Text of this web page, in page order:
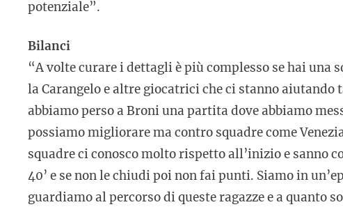
potenziale”.
Bilanci
“A volte curare i dettagli è più complesso se hai una
la Carangelo e altre giocatrici che ci stanno aiutando
abbiamo perso a Broni una partita dove abbiamo
possiamo migliorare ma contro squadre come
squadre ci conosco molto rispetto all’inizio e sanno
40’ e se non le chiudi poi non fai punti. Siamo in
guardiamo al percorso di queste ragazze e a quanto